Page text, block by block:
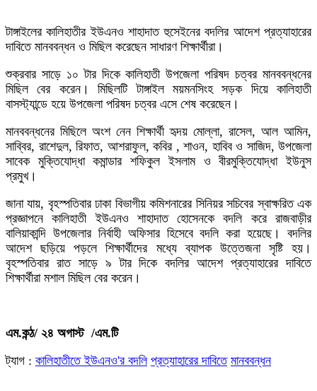
টাঙ্গাইলের কালিহাতীর ইউএনও শাহাদাত হুসেইনের বদলির আদেশ প্রত্যাহারের
দাবিতে মানববন্ধন ও মিছিল করেছেন সাধারণ শিক্ষার্থীরা।
শুক্রবার সাড়ে ১০ টার দিকে কালিহাতী উপজেলা পরিষদ চত্বর মানববন্ধনের
মিছিল বের করেন। মিছিলটি টাঙ্গাইল ময়মনসিংহ সড়ক দিয়ে কালিহাতী
বাসস্ট্যান্ডে হয়ে উপজেলা পরিষদ চত্বর এসে শেষ করেছেন।
মানববন্ধনের মিছিলে অংশ নেন শিক্ষার্থী হৃদয় মোল্লা, রাসেল, আল আমিন,
সাব্বির, রাশেদুল, রিফাত, আশরাফুল, কবির , শাওন, হাবিব ও সাজিদ, উপজেলা
সাবেক মুক্তিযোদ্ধা কমান্ডার শফিকুল ইসলাম ও বীরমুক্তিযোদ্ধা ইউনুস
প্রমুখ।
জানা যায়, বৃহস্পতিবার ঢাকা বিভাগীয় কমিশনারের সিনিয়র সচিবের স্বাক্ষরিত এক
প্রজ্ঞাপনে কালিহাতী ইউএনও শাহাদাত হোসেনকে বদলি করে রাজবাড়ীর
বালিয়াকান্দি উপজেলার নির্বাহী অফিসার হিসেবে বদলি করা হয়েছে। বদলির
আদেশ ছড়িয়ে পড়লে শিক্ষার্থীদের মধ্যে ব্যাপক উত্তেজনা সৃষ্টি হয়।
বৃহস্পতিবার রাত সাড়ে ৯ টার দিকে বদলির আদেশ প্রত্যাহারের দাবিতে
শিক্ষার্থীরা মশাল মিছিল বের করেন।
এম.কন্ঠ/ ২৪ অগাস্ট /এম.টি
ট্যাগ : কালিহাতীতে ইউএনও'র বদলি প্রত্যাহারের দাবিতে মানববন্ধন